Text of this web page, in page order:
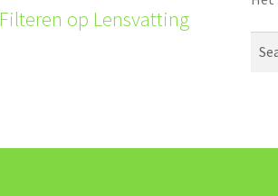
Filteren op Lensvatting